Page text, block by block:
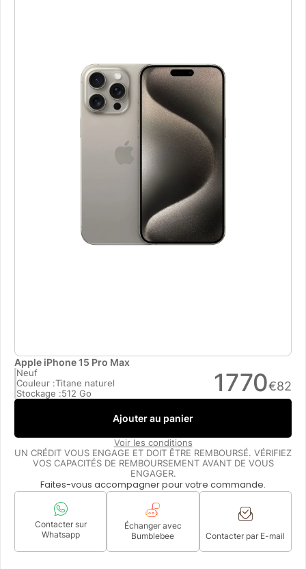
Apple iPhone 15 Pro Max
Neuf
Couleur :Titane naturel
Stockage :512 Go 1770€82
Ajouter au panier
Voir les conditions
UN CRÉDIT VOUS ENGAGE ET DOIT ÊTRE REMBOURSÉ. VÉRIFIEZ
VOS CAPACITÉS DE REMBOURSEMENT AVANT DE VOUS
ENGAGER.
Faites-vous accompagner pour votre commande.
Contacter sur
Whatsapp
Échanger avec
Bumblebee
Contacter par E-mail